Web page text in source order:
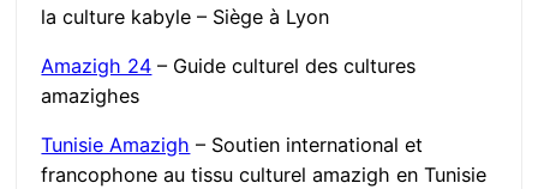
la culture kabyle – Siège à Lyon
Amazigh 24 – Guide culturel des cultures
amazighes
Tunisie Amazigh – Soutien international et
francophone au tissu culturel amazigh en Tunisie